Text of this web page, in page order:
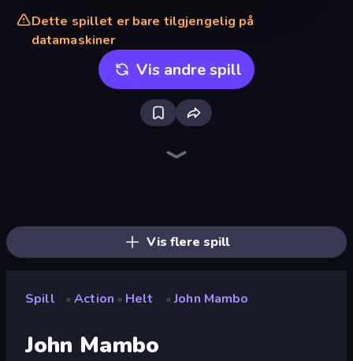
Dette spillet er bare tilgjengelig på
datamaskiner
Vis andre spill
Vis flere spill
Spill » Action » Helt » John Mambo
John Mambo